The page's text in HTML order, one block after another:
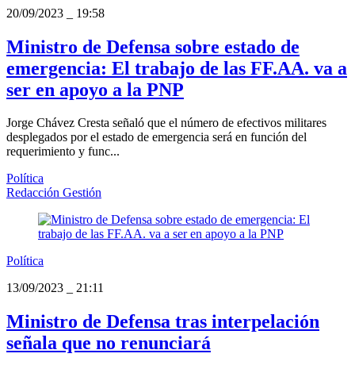
20/09/2023 19:58
Ministro de Defensa sobre estado de
emergencia: El trabajo de las FF.AA. va a
ser en apoyo a la PNP
Jorge Chávez Cresta señaló que el número de efectivos militares
desplegados por el estado de emergencia será en función del
requerimiento y func...
Política
Redacción Gestión
Política
13/09/2023
21:11
Ministro de Defensa tras interpelación
señala que no renunciará